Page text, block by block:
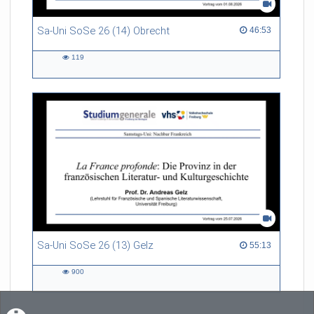
Sa-Uni SoSe 26 (14) Obrecht 46:53
46:53 duration
119
Sa-Uni SoSe 26 (13) Gelz 55:13
55:13 duration
900